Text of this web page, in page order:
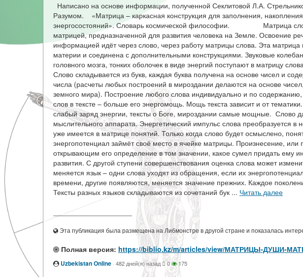
Написано на основе информации, полученной Секлитовой Л.А.
Разумом. «Матрица – каркасная конструкция для заполнения,
энергосостояний». Словарь космической философии. Матрица
матрицей, предназначенной для развития человека на Земле. Освоение
информацией идёт через слово, через работу матрицы слова. Эта
материи и соединена с дополнительными конструкциями. Звуковые
головного мозга, тонких оболочек в виде энергий поступают в матрицу
Слово складывается из букв, каждая буква получена на основе чисел и
числа (расчеты любых построений в мироздании делаются на основе
земного мира). Построение любого слова индивидуально и по
слов в тексте – больше его энергомощь. Мощь текста зависит и от
слабый заряд энергии, тексты о Боге, мироздании самые мощные. Слово
мыслительного аппарата. Энергетический импульс слова преобразуется в
уже имеется в матрице понятий. Только когда слово будет осмыслено,
энергопотенциал займёт своё место в ячейке матрицы. Произнесение,
открывающим его определение в том значении, какое сумел придать ему
развития. С другой ступени совершенствования оценка слова может
меняется язык – одни слова уходят из обращения, если их
времени, другие появляются, меняется значение прежних. Каждое
Тексты разных языков складываются из сочетаний бук ... Читать далее
Эта публикация была размещена на Либмонстре в другой стране и показалась
Полная версия: https://biblio.kz/m/articles/view/МАТРИЦЫ-ДУШИ-
Uzbekistan Online · 482 дней(я) назад 0 175